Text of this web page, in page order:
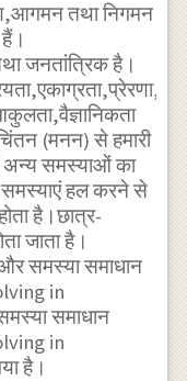
तथा निगमन
जनतांत्रिक है।
(मनन) से हमारी
अन्य समस्याओं का
हल करने से
है।छात्र-
जाता है।
समस्या समाधान
in
समाधान
in
है।